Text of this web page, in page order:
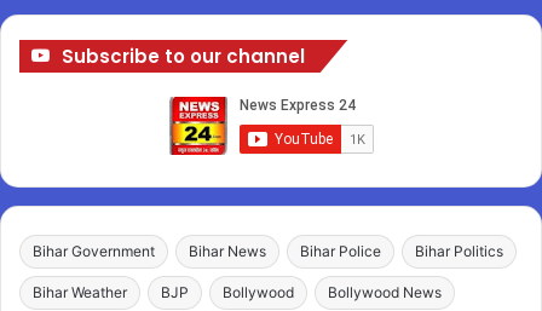
Subscribe to our channel
Bihar Government Bihar News Bihar Police Bihar Politics
Bihar Weather BJP Bollywood Bollywood News